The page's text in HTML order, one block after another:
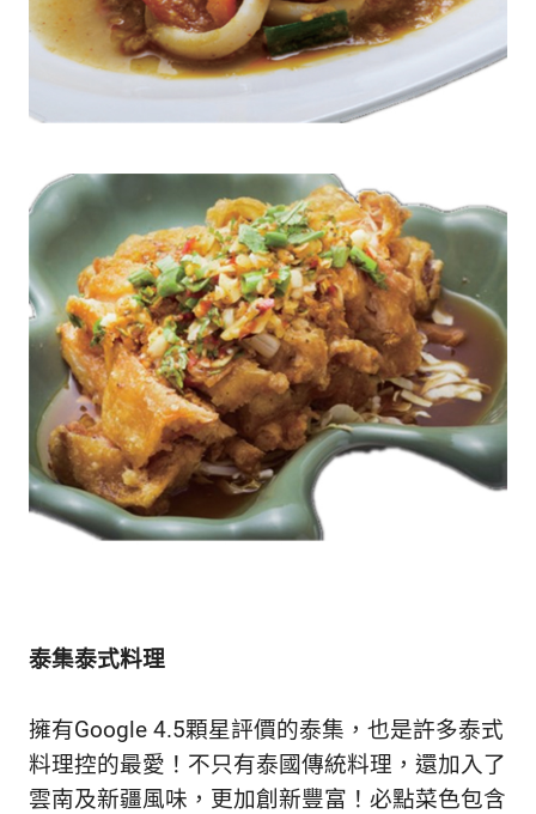
泰集泰式料理
擁有Google 4.5顆星評價的泰集，也是許多泰式
料理控的最愛！不只有泰國傳統料理，還加入了
雲南及新疆風味，更加創新豐富！必點菜色包含